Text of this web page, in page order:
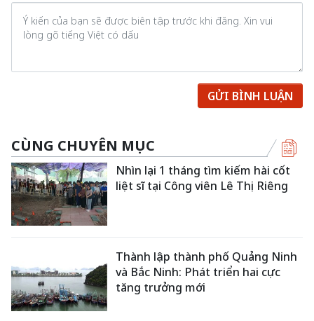
GỬI BÌNH LUẬN
CÙNG CHUYÊN MỤC
Nhìn lại 1 tháng tìm kiếm hài cốt
liệt sĩ tại Công viên Lê Thị Riêng
Thành lập thành phố Quảng Ninh
và Bắc Ninh: Phát triển hai cực
tăng trưởng mới